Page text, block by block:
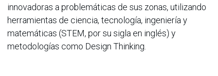
innovadoras a problemáticas de sus zonas, utilizando
herramientas de ciencia, tecnología, ingeniería y
matemáticas (STEM, por su sigla en inglés) y
metodologías como Design Thinking.